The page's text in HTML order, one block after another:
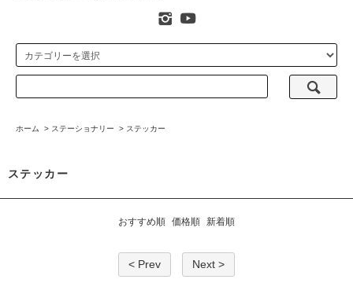
ホーム > ステーショナリー > ステッカー
ステッカー
おすすめ順 価格順 新着順
< Prev Next >